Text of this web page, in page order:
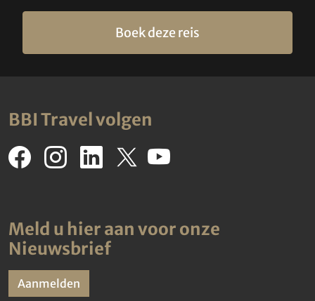
Boek deze reis
BBI Travel volgen
Meld u hier aan voor onze
Nieuwsbrief
Aanmelden